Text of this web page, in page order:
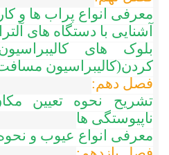
معرفی انواع پراب ها و
آشنایی با دستگاه های
بلوک های
کردن(کالیبراسیون
فصل دهم:
تشریح نحوه تعیین
ناپیوستگی ها
معرفی انواع عیوب و